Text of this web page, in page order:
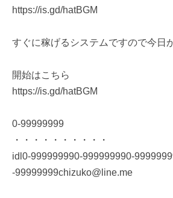
https://is.gd/hatBGM
すぐに稼げるシステムですので今日
開始はこちら
https://is.gd/hatBGM
0-99999999
・・・・・・・・・・
idl0-999999990-999999990-
-99999999chizuko@line.me